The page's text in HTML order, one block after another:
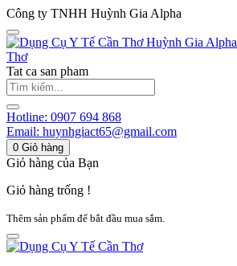
Công ty TNHH Huỳnh Gia Alpha
Huỳnh Gia Alpha
Thơ
Tat ca san pham
Hotline: 0907 694 868
Email: huynhgiact65@gmail.com
0 Giỏ hàng
Giỏ hàng của Bạn
Giỏ hàng trống !
Thêm sản phẩm để bắt đầu mua sắm.